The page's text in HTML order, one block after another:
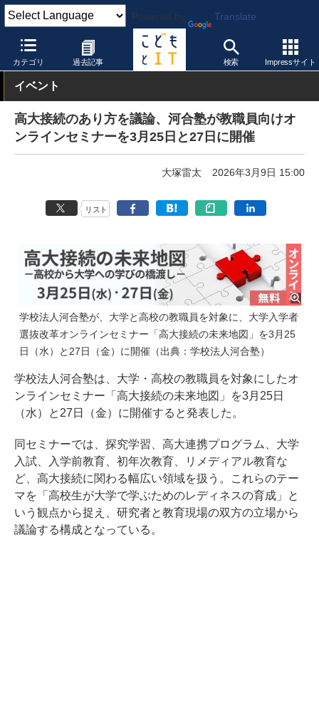
Powered by Translate
カテゴリ 過去記事 検索 Impressサイト
こどもとIT イベント・セミナー
イベント
高大接続のあり方を議論、河合塾が教職員向けオ
ンラインセミナーを3月25日と27日に開催
大塚雷太 2026年3月9日 15:00
リスト
学校法人河合塾が、大学と高校の教職員を対象に、大学入学者
選抜改革オンラインセミナー「高大接続の未来地図」を3月25
日（水）と27日（金）に開催（出典：学校法人河合塾）
学校法人河合塾は、大学・高校の教職員を対象にしたオ
ンラインセミナー「高大接続の未来地図」を3月25日
（水）と27日（金）に開催すると発表した。
同セミナーでは、探究学習、高大連携プログラム、大学
入試、入学前教育、初年次教育、リメディアル教育な
ど、高大接続に関わる幅広い領域を扱う。これらのテー
マを「高校生が大学で学ぶためのレディネスの育成」と
いう観点から捉え、研究者と教育現場の双方の立場から
議論する構成となっている。